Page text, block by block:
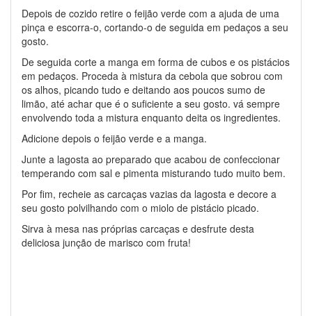
Depois de cozido retire o feijão verde com a ajuda de uma
pinça e escorra-o, cortando-o de seguida em pedaços a seu
gosto.
De seguida corte a manga em forma de cubos e os pistácios
em pedaços. Proceda à mistura da cebola que sobrou com
os alhos, picando tudo e deitando aos poucos sumo de
limão, até achar que é o suficiente a seu gosto. vá sempre
envolvendo toda a mistura enquanto deita os ingredientes.
Adicione depois o feijão verde e a manga.
Junte a lagosta ao preparado que acabou de confeccionar
temperando com sal e pimenta misturando tudo muito bem.
Por fim, recheie as carcaças vazias da lagosta e decore a
seu gosto polvilhando com o miolo de pistácio picado.
Sirva à mesa nas próprias carcaças e desfrute desta
deliciosa junção de marisco com fruta!